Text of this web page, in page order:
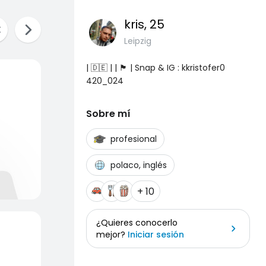
kris, 25
Leipzig
| 🇩🇪 | | 🏴 | Snap & IG : kkristofer0
420_024
Sobre mí
profesional
polaco, inglés
+ 10
¿Quieres conocerlo
mejor? Iniciar sesión